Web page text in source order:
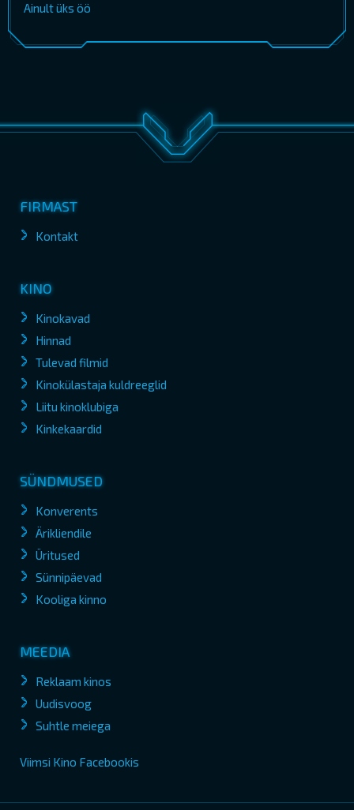
Ainult üks öö
FIRMAST
Kontakt
KINO
Kinokavad
Hinnad
Tulevad filmid
Kinokülastaja kuldreeglid
Liitu kinoklubiga
Kinkekaardid
SÜNDMUSED
Konverents
Ärikliendile
Üritused
Sünnipäevad
Kooliga kinno
MEEDIA
Reklaam kinos
Uudisvoog
Suhtle meiega
Viimsi Kino Facebookis